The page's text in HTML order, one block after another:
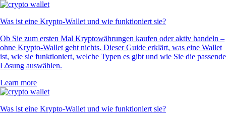
Was ist eine Krypto-Wallet und wie funktioniert sie?
Ob Sie zum ersten Mal Kryptowährungen kaufen oder aktiv handeln –
ohne Krypto-Wallet geht nichts. Dieser Guide erklärt, was eine Wallet
ist, wie sie funktioniert, welche Typen es gibt und wie Sie die passende
Lösung auswählen.
Learn more
Was ist eine Krypto-Wallet und wie funktioniert sie?